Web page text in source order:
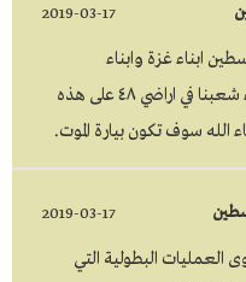
2019-03-17
ابناء غزة وابناء
الشجاعية بنحيى ابناء شعبنا في اراضي ٤٨ على هذه
الله سوف تكون بيارة الموت.
2019-03-17
البطولية التي